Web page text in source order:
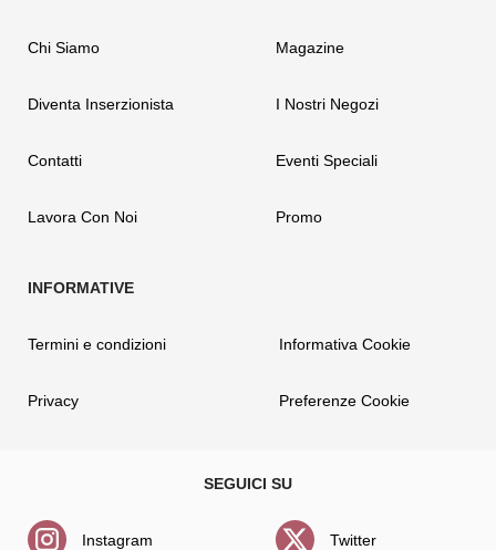
Chi Siamo
Diventa Inserzionista
Contatti
Lavora Con Noi
Magazine
I Nostri Negozi
Eventi Speciali
Promo
Termini e condizioni
Privacy
Informativa Cookie
Preferenze Cookie
Instagram Twitter